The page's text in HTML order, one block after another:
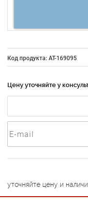
Код продукта: AT-169095
Цену уточняйте у
уточняйте цену и